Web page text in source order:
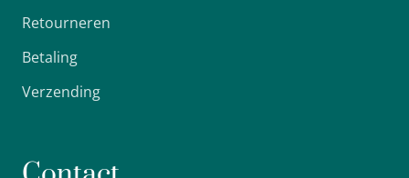
Retourneren
Betaling
Verzending